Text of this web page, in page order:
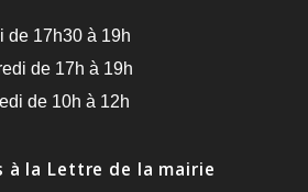
de 17h30 à 19h
de 17h à 19h
de 10h à 12h
à la Lettre de la mairie